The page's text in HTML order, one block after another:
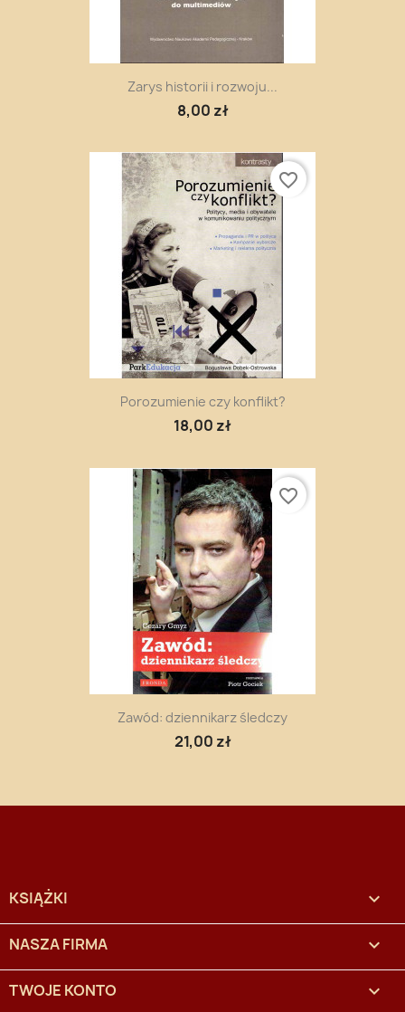
Zarys historii i rozwoju...
8,00 zł
Porozumienie czy konflikt?
18,00 zł
favorite_border
Zawód: dziennikarz śledczy
21,00 zł
favorite_border
KSIĄŻKI 
NASZA FIRMA 
TWOJE KONTO 